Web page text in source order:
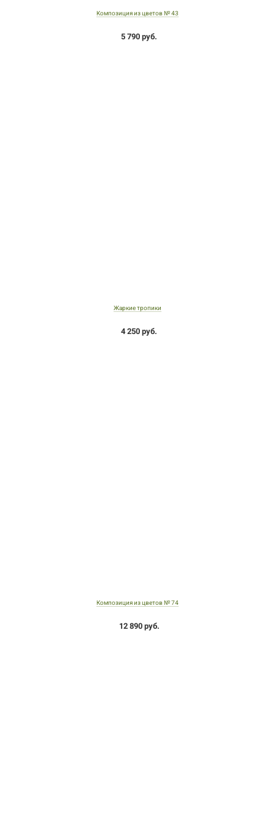
Композиция из цветов № 43
5 790 руб.
Жаркие тропики
4 250 руб.
Композиция из цветов № 74
12 890 руб.